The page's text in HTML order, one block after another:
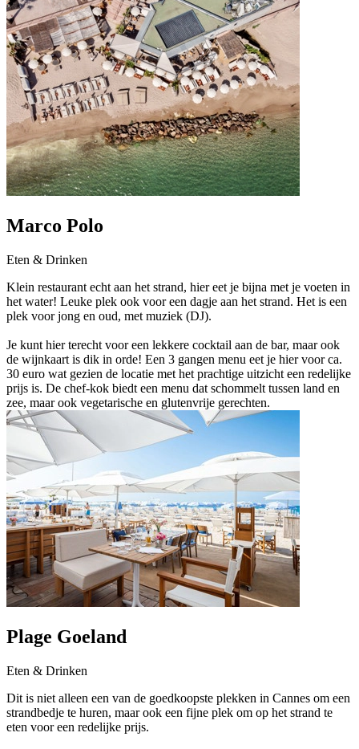
Marco Polo
Eten & Drinken
Klein restaurant echt aan het strand, hier eet je bijna met je voeten in
het water! Leuke plek ook voor een dagje aan het strand. Het is een
plek voor jong en oud, met muziek (DJ).
Je kunt hier terecht voor een lekkere cocktail aan de bar, maar ook
de wijnkaart is dik in orde! Een 3 gangen menu eet je hier voor ca.
30 euro wat gezien de locatie met het prachtige uitzicht een redelijke
prijs is. De chef-kok biedt een menu dat schommelt tussen land en
zee, maar ook vegetarische en glutenvrije gerechten.
Plage Goeland
Eten & Drinken
Dit is niet alleen een van de goedkoopste plekken in Cannes om een
strandbedje te huren, maar ook een fijne plek om op het strand te
eten voor een redelijke prijs.